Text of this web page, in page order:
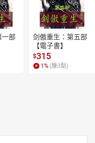
一部
剑傲重生：第五部
【電子書】
$315
1 % (賺3點)